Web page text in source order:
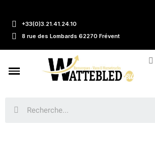
+33(0)3.21.41.24.10
8 rue des Lombards 62270 Frévent